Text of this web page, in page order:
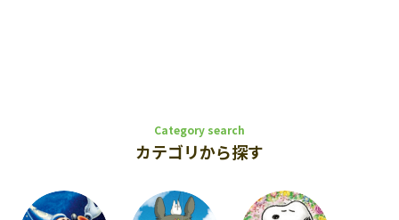
Category search
カテゴリから探す